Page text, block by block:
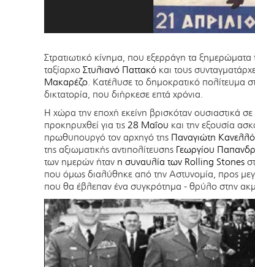
Στρατιωτικό κίνημα, που εξερράγη τα ξημερώματα
ταξίαρχο Στυλιανό Παττακό και τους
Μακαρέζο. Κατέλυσε το δημοκρατικό πολίτευμα
δικτατορία, που διήρκεσε επτά χρόνια.
Η χώρα την εποχή εκείνη βρισκόταν ουσιαστικά
προκηρυχθεί για τις 28 Μαΐου και την εξουσία
πρωθυπουργό τον αρχηγό της Παναγιώτη
της αξιωματικής αντιπολίτευσης Γεωργίου
των ημερών ήταν η συναυλία των Rolling Stones
που όμως διαλύθηκε από την Αστυνομία, προς
που θα έβλεπαν ένα συγκρότημα - θρύλο στην